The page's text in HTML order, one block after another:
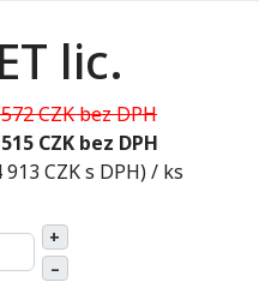
lic.
CZK bez DPH
CZK bez DPH
913 CZK s DPH)/ ks
+
–